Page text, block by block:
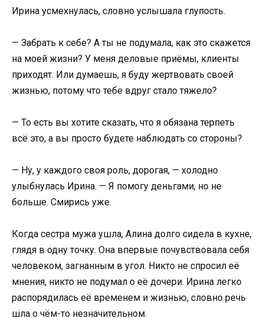
Ирина усмехнулась, словно услышала глупость.
— Забрать к себе? А ты не подумала, как это скажется
на моей жизни? У меня деловые приёмы, клиенты
приходят. Или думаешь, я буду жертвовать своей
жизнью, потому что тебе вдруг стало тяжело?
— То есть вы хотите сказать, что я обязана терпеть
всё это, а вы просто будете наблюдать со стороны?
— Ну, у каждого своя роль, дорогая, — холодно
улыбнулась Ирина. — Я помогу деньгами, но не
больше. Смирись уже.
Когда сестра мужа ушла, Алина долго сидела в кухне,
глядя в одну точку. Она впервые почувствовала себя
человеком, загнанным в угол. Никто не спросил её
мнения, никто не подумал о её дочери. Ирина легко
распорядилась её временем и жизнью, словно речь
шла о чём-то незначительном.